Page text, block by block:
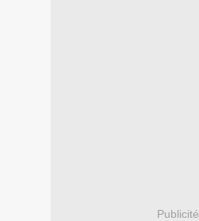
Publicité